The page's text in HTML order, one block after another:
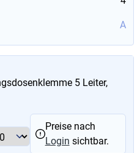
A
5 Leiter,
Preise nach
Login sichtbar.